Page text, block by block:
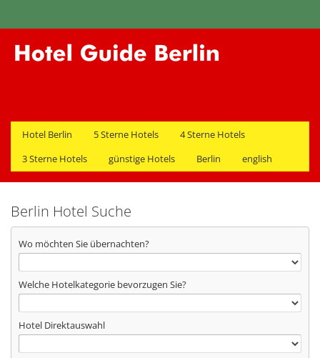
Hotel Berlin 5 Sterne Hotels
4 Sterne Hotels
3 Sterne Hotels
günstige Hotels Berlin english
Berlin Hotel Suche
Wo möchten Sie übernachten?
Welche Hotelkategorie bevorzugen Sie?
Hotel Direktauswahl